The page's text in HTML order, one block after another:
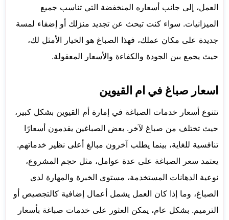
العمل، إلى جانب أسعاره المنخفضة التي تناسب جميع
الميزانيات. سواء كنت تبحث عن تجديد منزلك أو إضفاء لمسة
جديدة على مكان عملك، فهذا الصباغ هو الخيار الأمثل لك،
حيث يجمع بين الجودة والكفاءة والأسعار المعقولة.
اسعار صباغ في ام القيوين
تتنوع أسعار خدمات الصباغة في إمارة أم القيوين بشكل كبير،
حيث تختلف من صباغ لآخر. بعض الصباغين يقدمون أسعارًا
تنافسية للغاية، بينما يطلب آخرون مبالغ أعلى نظير خدماتهم.
يعتمد سعر الصباغة على عدة عوامل، مثل حجم المشروع،
نوعية الدهانات المستخدمة، مستوى الخبرة والمهارة لدى
الصباغ، وما إذا كان العمل يشمل أعمال إضافية كالتجصيص أو
الترميم. بشكل عام، يمكن العثور على خدمات صباغة بأسعار